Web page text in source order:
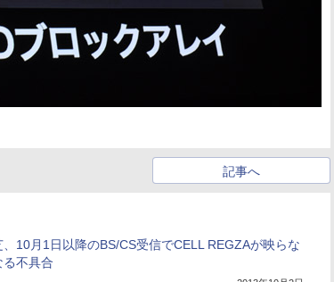
記事へ
、10月1日以降のBS/CS受信でCELL REGZAが映らな
る不具合